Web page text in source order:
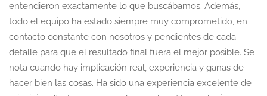
entendieron exactamente lo que buscábamos. Además,
todo el equipo ha estado siempre muy comprometido, en
contacto constante con nosotros y pendientes de cada
detalle para que el resultado final fuera el mejor posible. Se
nota cuando hay implicación real, experiencia y ganas de
hacer bien las cosas. Ha sido una experiencia excelente de